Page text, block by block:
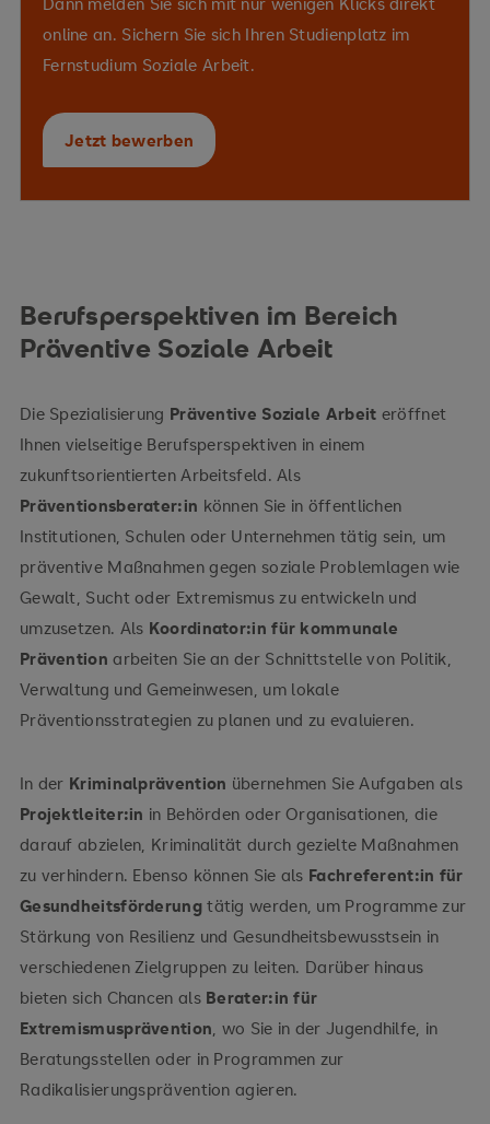
Vermeidungsstrategien
Promotionsstrategien
Selbstwirksamkeit
Kriminalprävention
online an. Sichern Sie sich Ihren Studienplatz im
Fernstudium Soziale Arbeit.
Jetzt bewerben
Berufsperspektiven im Bereich
Präventive Soziale Arbeit
Die Spezialisierung Präventive Soziale Arbeit eröffnet
Ihnen vielseitige Berufsperspektiven in einem
zukunftsorientierten Arbeitsfeld. Als
Präventionsberater:in können Sie in öffentlichen
Institutionen, Schulen oder Unternehmen tätig sein, um
präventive Maßnahmen gegen soziale Problemlagen wie
Gewalt, Sucht oder Extremismus zu entwickeln und
umzusetzen. Als Koordinator:in für kommunale
Prävention arbeiten Sie an der Schnittstelle von Politik,
Verwaltung und Gemeinwesen, um lokale
Präventionsstrategien zu planen und zu evaluieren.
In der Kriminalprävention übernehmen Sie Aufgaben als
Projektleiter:in in Behörden oder Organisationen, die
darauf abzielen, Kriminalität durch gezielte Maßnahmen
zu verhindern. Ebenso können Sie als Fachreferent:in für
Gesundheitsförderungtätig werden, um Programme zur
Stärkung von Resilienz und Gesundheitsbewusstsein in
verschiedenen Zielgruppen zu leiten. Darüber hinaus
bieten sich Chancen als Berater:in für
Extremismusprävention, wo Sie in der Jugendhilfe, in
Beratungsstellen oder in Programmen zur
Radikalisierungsprävention agieren.